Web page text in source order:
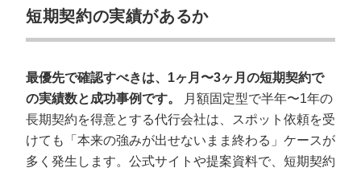
短期契約の実績があるか
最優先で確認すべきは、1ヶ月〜3ヶ月の短期契約で
の実績数と成功事例です。
月額固定型で半年〜1年の
長期契約を得意とする代行会社は、スポット依頼を受
けても「本来の強みが出せないまま終わる」ケースが
多く発生します。公式サイトや提案資料で、短期契約